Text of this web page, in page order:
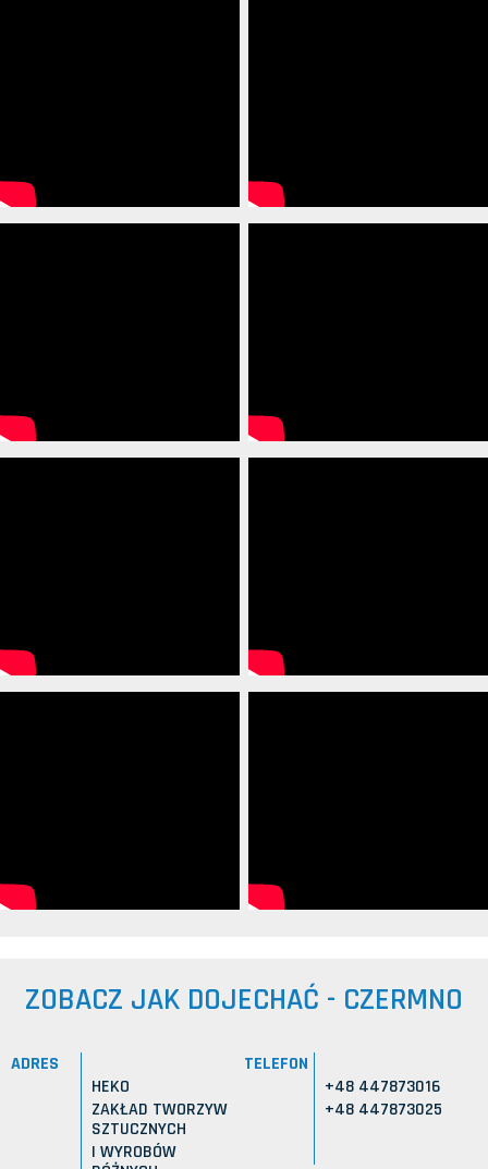
ZOBACZ JAK DOJECHAĆ - CZERMNO
ADRES
HEKO
ZAKŁAD TWORZYW
SZTUCZNYCH
I WYROBÓW
TELEFON
+48 447873016
+48 447873025